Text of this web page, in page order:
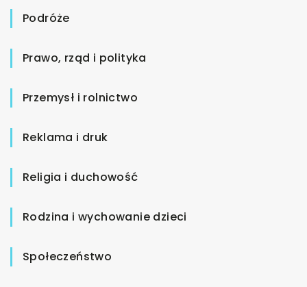
Podróże
Prawo, rząd i polityka
Przemysł i rolnictwo
Reklama i druk
Religia i duchowość
Rodzina i wychowanie dzieci
Społeczeństwo